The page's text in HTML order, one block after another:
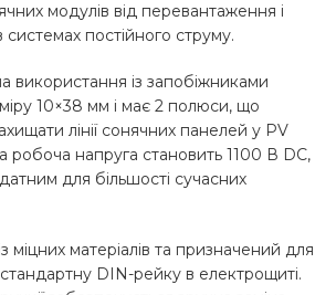
модулів від перевантаження і
постійного струму.
використання із запобіжниками
10×38 мм і має 2 полюси, що
лінії сонячних панелей у PV
робоча напруга становить 1100 В DC,
для більшості сучасних
міцних матеріалів та призначений для
DIN-рейку в електрощиті.